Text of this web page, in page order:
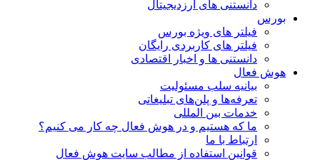
دانستنی های ارزدیجیتال
بورس
فیلتر های ویژه بورس
فیلتر های کاربردی رایگان
دانستنی ها و اخبار اقتصادی
هوش فعال
بیانیه سلب مسئولیت
تعرفه‌ها و پلن‌های تبلیغاتی
خدمات بین المللی
ما که هستیم و در هوش فعال چه کار می کنیم؟
ارتباط با ما
قوانین استفاده از مطالب سایت هوش فعال